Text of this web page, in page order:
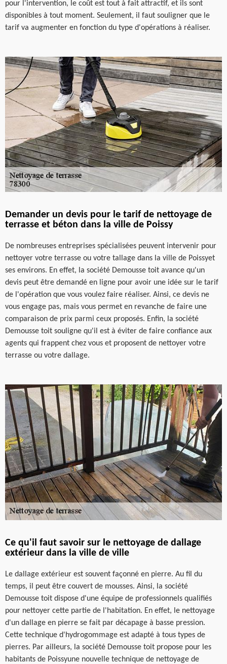
pour l'intervention, le coût est tout à fait attractif, et ils sont
disponibles à tout moment. Seulement, il faut souligner que le
tarif va augmenter en fonction du type d'opérations à réaliser.
Demander un devis pour le tarif de nettoyage de
terrasse et béton dans la ville de Poissy
De nombreuses entreprises spécialisées peuvent intervenir pour
nettoyer votre terrasse ou votre tallage dans la ville de Poissyet
ses environs. En effet, la société Demousse toit avance qu'un
devis peut être demandé en ligne pour avoir une idée sur le tarif
de l'opération que vous voulez faire réaliser. Ainsi, ce devis ne
vous engage pas, mais vous permet en revanche de faire une
comparaison de prix parmi ceux proposés. Enfin, la société
Demousse toit souligne qu'il est à éviter de faire confiance aux
agents qui frappent chez vous et proposent de nettoyer votre
terrasse ou votre dallage.
Ce qu'il faut savoir sur le nettoyage de dallage
extérieur dans la ville de ville
Le dallage extérieur est souvent façonné en pierre. Au fil du
temps, il peut être couvert de mousses. Ainsi, la société
Demousse toit dispose d'une équipe de professionnels qualifiés
pour nettoyer cette partie de l'habitation. En effet, le nettoyage
d'un dallage en pierre se fait par décapage à basse pression.
Cette technique d'hydrogommage est adapté à tous types de
pierres. Par ailleurs, la société Demousse toit propose pour les
habitants de Poissyune nouvelle technique de nettoyage de